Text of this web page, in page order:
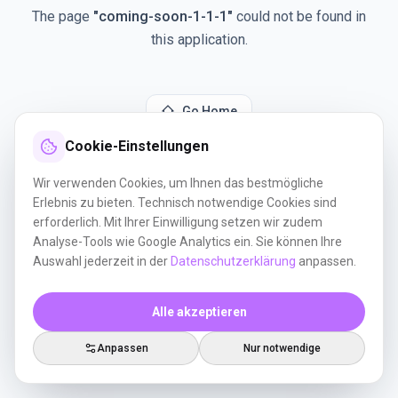
The page "coming-soon-1-1-1 " could not be found in
this application.
Go Home
Cookie-Einstellungen
Wir verwenden Cookies, um Ihnen das bestmögliche
Erlebnis zu bieten. Technisch notwendige Cookies sind
erforderlich. Mit Ihrer Einwilligung setzen wir zudem
Analyse-Tools wie Google Analytics ein. Sie können Ihre
Auswahl jederzeit in der Datenschutzerklärung anpassen.
Alle akzeptieren
Anpassen Nur notwendige